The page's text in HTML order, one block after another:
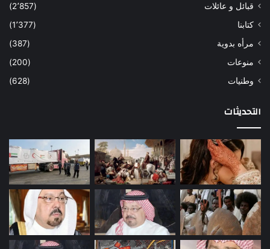
قبائل و عائلات
(2٬857)
كتابنا
(1٬377)
مرأه بدوية
(387)
منوعات
(200)
وطنيات
(628)
التحديثات